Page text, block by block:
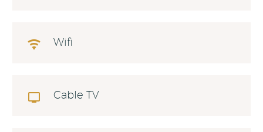
 Wifi
 Cable TV